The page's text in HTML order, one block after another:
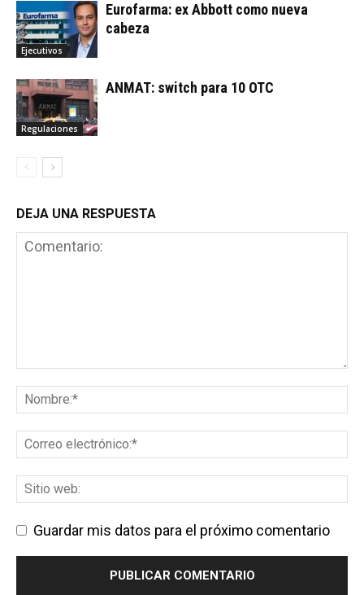
Ejecutivos
Eurofarma: ex Abbott como nueva
cabeza
Regulaciones
ANMAT: switch para 10 OTC
DEJA UNA RESPUESTA
Guardar mis datos para el próximo comentario